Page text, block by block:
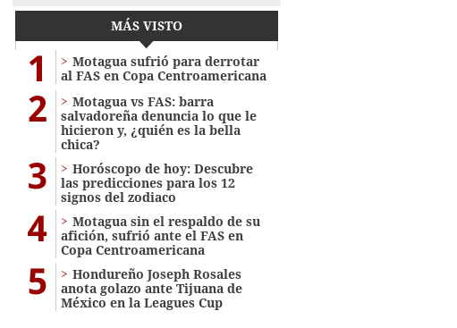
MÁS VISTO
1
Motagua sufrió para derrotar
al FAS en Copa Centroamericana
2
Motagua vs FAS: barra
salvadoreña denuncia lo que le
hicieron y, ¿quién es la bella
chica?
3
Horóscopo de hoy: Descubre
las predicciones para los 12
signos del zodiaco
4
Motagua sin el respaldo de su
afición, sufrió ante el FAS en
Copa Centroamericana
5
Hondureño Joseph Rosales
anota golazo ante Tijuana de
México en la Leagues Cup